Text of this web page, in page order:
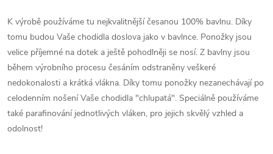
K výrobě používáme tu nejkvalitnější česanou 100% bavlnu. Díky
tomu budou Vaše chodidla doslova jako v bavlnce. Ponožky jsou
velice příjemné na dotek a ještě pohodlněji se nosí. Z bavlny jsou
během výrobního procesu česáním odstraněny veškeré
nedokonalosti a krátká vlákna. Díky tomu ponožky nezanechávají po
celodenním nošení Vaše chodidla "chlupatá". Speciálně používáme
také parafinování jednotlivých vláken, pro jejich skvělý vzhled a
odolnost!